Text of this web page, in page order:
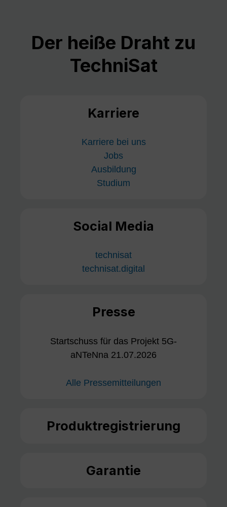
Der heiße Draht zu
TechniSat
Karriere
Karriere bei uns
Jobs
Ausbildung
Studium
Social Media
technisat
technisat.digital
Presse
Startschuss für das Projekt 5G-
aNTeNna 21.07.2026
Alle Pressemitteilungen
Produktregistrierung
Garantie